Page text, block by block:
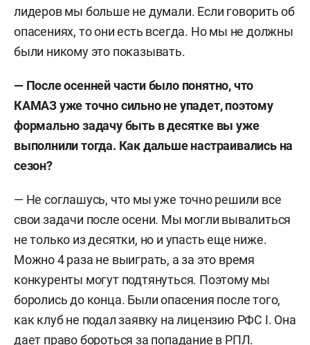
лидеров мы больше не думали. Если говорить об
опасениях, то они есть всегда. Но мы не должны
были никому это показывать.
— После осенней части было понятно, что
КАМАЗ уже точно сильно не упадет, поэтому
формально задачу быть в десятке вы уже
выполнили тогда. Как дальше настраивались на
сезон?
— Не соглашусь, что мы уже точно решили все
свои задачи после осени. Мы могли вывалиться
не только из десятки, но и упасть еще ниже.
Можно 4 раза не выиграть, а за это время
конкуренты могут подтянуться. Поэтому мы
боролись до конца. Были опасения после того,
как клуб не подал заявку на лицензию РФС I. Она
дает право бороться за попадание в РПЛ.